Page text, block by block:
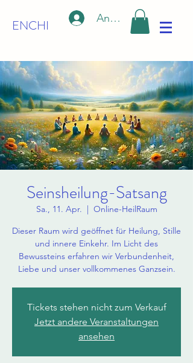
ENCHI Anmelden
Seinsheilung-Satsang
Sa., 11. Apr.
  |
Online-HeilRaum
Dieser Raum wird geöffnet für Heilung, Stille
und innere Einkehr. Im Licht des
Bewussteins erfahren wir Verbundenheit,
Liebe und unser vollkommenes Ganzsein.
Tickets stehen nicht zum Verkauf
Jetzt andere Veranstaltungen
ansehen